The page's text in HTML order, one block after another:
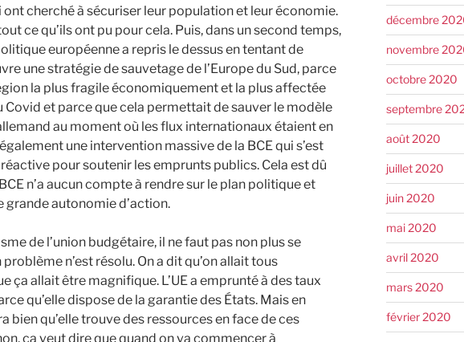
ont cherché à sécuriser leur population et leur économie.
ce qu’ils ont pu pour cela. Puis, dans un second temps,
européenne a repris le dessus en tentant de
une stratégie de sauvetage de l’Europe du Sud, parce
la plus fragile économiquement et la plus affectée
Covid et parce que cela permettait de sauver le modèle
au moment où les flux internationaux étaient en
une intervention massive de la BCE qui s’est
pour soutenir les emprunts publics. Cela est dû
n’a aucun compte à rendre sur le plan politique et
grande autonomie d’action.
de l’union budgétaire, il ne faut pas non plus se
n’est résolu. On a dit qu’on allait tous
ça allait être magnifique. L’UE a emprunté à des taux
qu’elle dispose de la garantie des États. Mais en
bien qu’elle trouve des ressources en face de ces
ça veut dire que quand on va commencer à
décembre
novembre
octobre 2020
septembre
août 2020
juillet 2020
juin 2020
mai 2020
avril 2020
mars 2020
février 2020